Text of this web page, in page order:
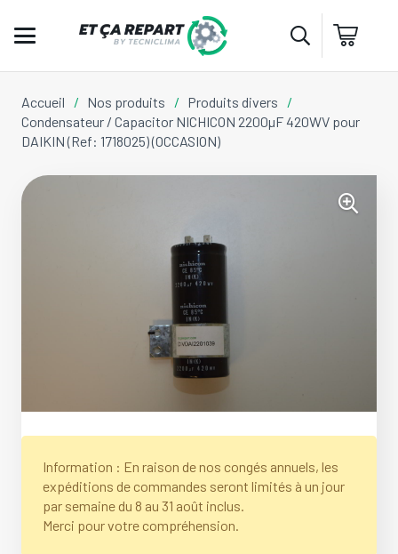
Accueil / Nos produits / Produits divers
/
Condensateur / Capacitor NICHICON 2200µF 420WV pour
DAIKIN (Ref: 1718025) (OCCASION)
Information : En raison de nos congés annuels, les
expéditions de commandes seront limités à un jour
par semaine du 8 au 31 août inclus.
Merci pour votre compréhension.